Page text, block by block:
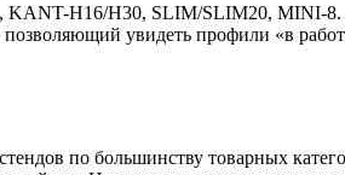
H16/H30, SLIM/SLIM20, MINI-
увидеть профили «в
по большинству товарных